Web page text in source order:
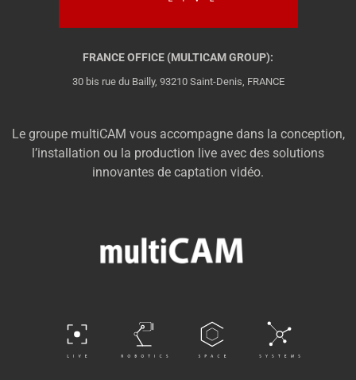
FRANCE OFFICE (MULTICAM GROUP):
30 bis rue du Bailly, 93210 Saint-Denis, FRANCE
Le groupe multiCAM vous accompagne dans la conception,
l’installation ou la production live avec des solutions
innovantes de captation vidéo.